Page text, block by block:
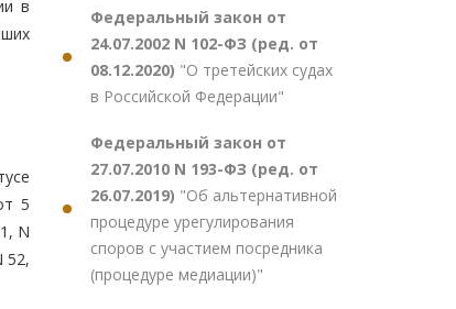
в
5
N
52,
Федеральный закон от
24.07.2002 N 102-ФЗ (ред. от
08.12.2020) "О третейских судах
в Российской Федерации"
Федеральный закон от
27.07.2010 N 193-ФЗ (ред. от
26.07.2019) "Об альтернативной
процедуре урегулирования
споров с участием посредника
(процедуре медиации)"